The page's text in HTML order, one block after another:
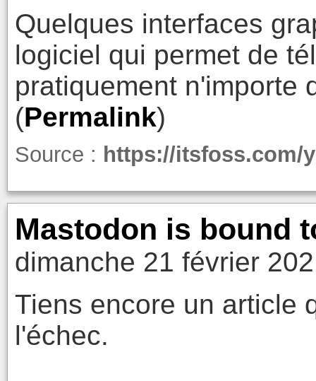
Quelques interfaces
logiciel qui permet de
pratiquement n'importe
(Permalink)
Source : https://itsfoss.com/
Mastodon is bound
dimanche 21 février
Tiens encore un article
l'échec.